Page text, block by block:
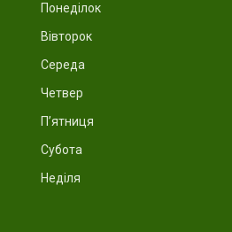
Понеділок
Вівторок
Середа
Четвер
Пʼятниця
Субота
Неділя